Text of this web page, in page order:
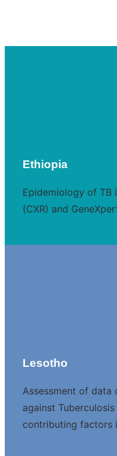
Ethiopia
Epidemiology of TB
(CXR) and
Lesotho
Assessment of data
against
contributing factors